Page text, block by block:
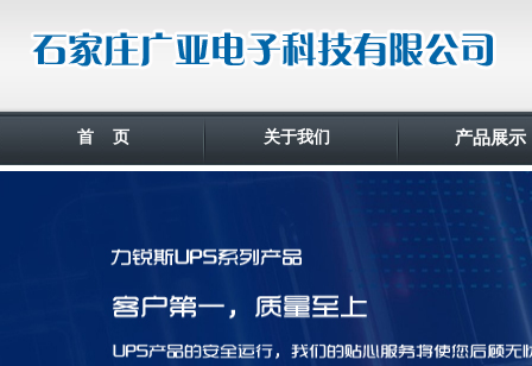
首 页 关于我们 产品展示